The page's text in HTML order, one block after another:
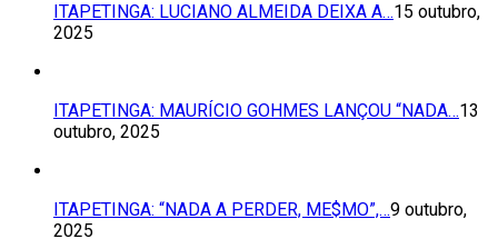
ITAPETINGA: LUCIANO ALMEIDA DEIXA A…15 outubro,
2025
ITAPETINGA: MAURÍCIO GOHMES LANÇOU “NADA…13
outubro, 2025
ITAPETINGA: “NADA A PERDER, ME$MO”,…9 outubro,
2025